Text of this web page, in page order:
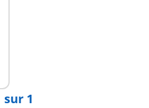
sur 1